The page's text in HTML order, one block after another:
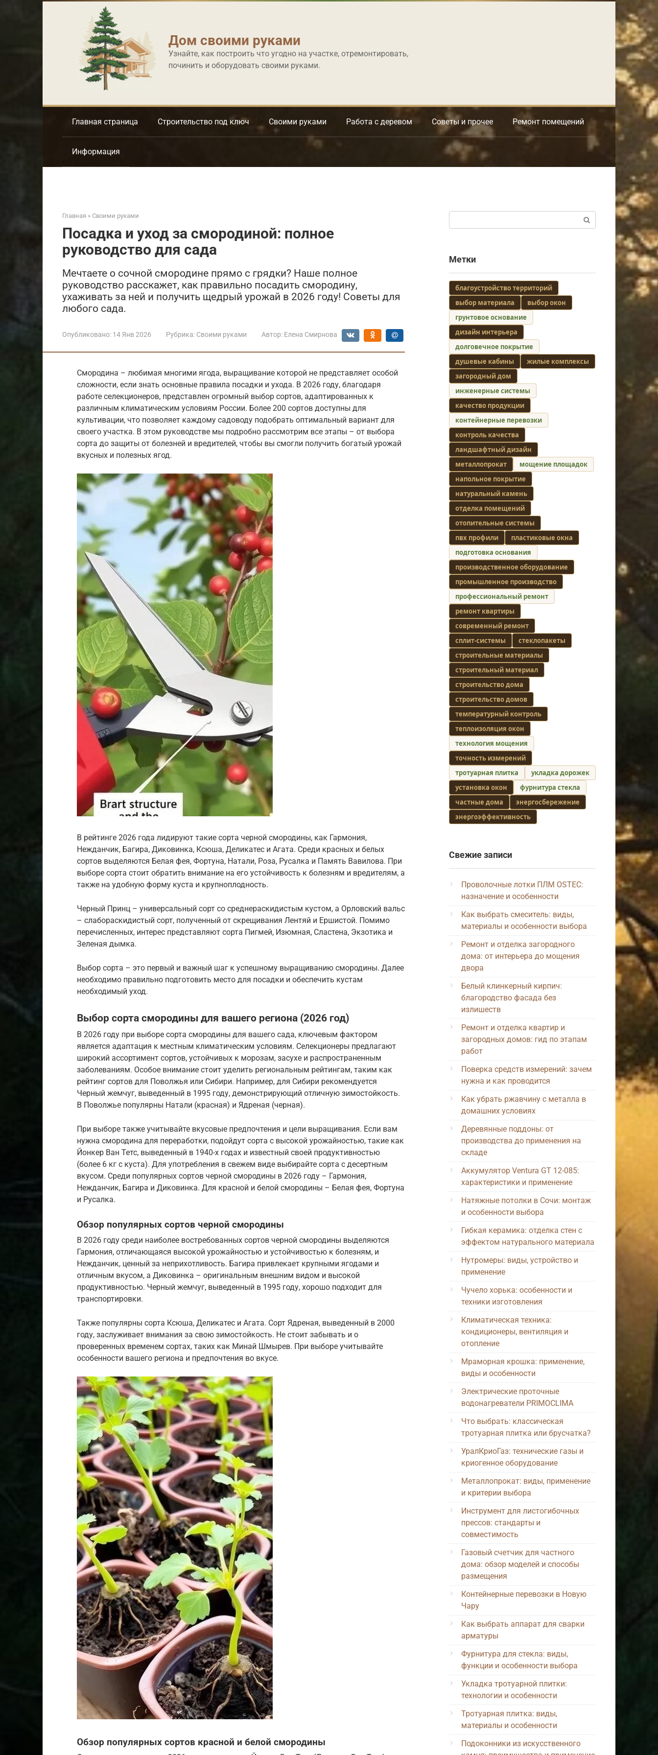
Дом своими руками
Узнайте, как построить что угодно на участке, отремонтировать,
починить и оборудовать своими руками.
Главная страница Строительство под ключ Своими руками Работа с деревом Советы и прочее Ремонт помещений
Информация
Главная » Своими руками
Посадка и уход за смородиной: полное
руководство для сада
Мечтаете о сочной смородине прямо с грядки? Наше полное
руководство расскажет, как правильно посадить смородину,
ухаживать за ней и получить щедрый урожай в 2026 году! Советы для
любого сада.
Опубликовано: 14 Янв 2026 Рубрика: Своими руками Автор: Елена Смирнова
Смородина – любимая многими ягода, выращивание которой не представляет особой
сложности, если знать основные правила посадки и ухода. В 2026 году, благодаря
работе селекционеров, представлен огромный выбор сортов, адаптированных к
различным климатическим условиям России. Более 200 сортов доступны для
культивации, что позволяет каждому садоводу подобрать оптимальный вариант для
своего участка. В этом руководстве мы подробно рассмотрим все этапы – от выбора
сорта до защиты от болезней и вредителей, чтобы вы смогли получить богатый урожай
вкусных и полезных ягод.
В рейтинге 2026 года лидируют такие сорта черной смородины, как Гармония,
Нежданчик, Багира, Диковинка, Ксюша, Деликатес и Агата. Среди красных и белых
сортов выделяются Белая фея, Фортуна, Натали, Роза, Русалка и Память Вавилова. При
выборе сорта стоит обратить внимание на его устойчивость к болезням и вредителям, а
также на удобную форму куста и крупноплодность.
Черный Принц – универсальный сорт со среднераскидистым кустом, а Орловский вальс
– слабораскидистый сорт, полученный от скрещивания Лентяй и Ершистой. Помимо
перечисленных, интерес представляют сорта Пигмей, Изюмная, Сластена, Экзотика и
Зеленая дымка.
Выбор сорта – это первый и важный шаг к успешному выращиванию смородины. Далее
необходимо правильно подготовить место для посадки и обеспечить кустам
необходимый уход.
Выбор сорта смородины для вашего региона (2026 год)
В 2026 году при выборе сорта смородины для вашего сада, ключевым фактором
является адаптация к местным климатическим условиям. Селекционеры предлагают
широкий ассортимент сортов, устойчивых к морозам, засухе и распространенным
заболеваниям. Особое внимание стоит уделить региональным рейтингам, таким как
рейтинг сортов для Поволжья или Сибири. Например, для Сибири рекомендуется
Черный жемчуг, выведенный в 1995 году, демонстрирующий отличную зимостойкость.
В Поволжье популярны Натали (красная) и Ядреная (черная).
При выборе также учитывайте вкусовые предпочтения и цели выращивания. Если вам
нужна смородина для переработки, подойдут сорта с высокой урожайностью, такие как
Йонкер Ван Тетс, выведенный в 1940-х годах и известный своей продуктивностью
(более 6 кг с куста). Для употребления в свежем виде выбирайте сорта с десертным
вкусом. Среди популярных сортов черной смородины в 2026 году – Гармония,
Нежданчик, Багира и Диковинка. Для красной и белой смородины – Белая фея, Фортуна
и Русалка.
Обзор популярных сортов черной смородины
В 2026 году среди наиболее востребованных сортов черной смородины выделяются
Гармония, отличающаяся высокой урожайностью и устойчивостью к болезням, и
Нежданчик, ценный за неприхотливость. Багира привлекает крупными ягодами и
отличным вкусом, а Диковинка – оригинальным внешним видом и высокой
продуктивностью. Черный жемчуг, выведенный в 1995 году, хорошо подходит для
транспортировки.
Также популярны сорта Ксюша, Деликатес и Агата. Сорт Ядреная, выведенный в 2000
году, заслуживает внимания за свою зимостойкость. Не стоит забывать и о
проверенных временем сортах, таких как Минай Шмырев. При выборе учитывайте
особенности вашего региона и предпочтения во вкусе.
Обзор популярных сортов красной и белой смородины
Метки
благоустройство территорий
выбор материала
выбор окон
грунтовое основание
дизайн интерьера
долговечное покрытие
душевые кабины
жилые комплексы
загородный дом
инженерные системы
качество продукции
контейнерные перевозки
контроль качества
ландшафтный дизайн
металлопрокат
мощение площадок
напольное покрытие
натуральный камень
отделка помещений
отопительные системы
пвх профили
пластиковые окна
подготовка основания
производственное оборудование
промышленное производство
профессиональный ремонт
ремонт квартиры
современный ремонт
сплит-системы
стеклопакеты
строительные материалы
строительный материал
строительство дома
строительство домов
температурный контроль
теплоизоляция окон
технология мощения
точность измерений
тротуарная плитка
укладка дорожек
установка окон
фурнитура стекла
частные дома
энергосбережение
энергоэффективность
Свежие записи
Проволочные лотки ПЛМ OSTEC:
назначение и особенности
Как выбрать смеситель: виды,
материалы и особенности выбора
Ремонт и отделка загородного
дома: от интерьера до мощения
двора
Белый клинкерный кирпич:
благородство фасада без
излишеств
Ремонт и отделка квартир и
загородных домов: гид по этапам
работ
Поверка средств измерений: зачем
нужна и как проводится
Как убрать ржавчину с металла в
домашних условиях
Деревянные поддоны: от
производства до применения на
складе
Аккумулятор Ventura GT 12-085:
характеристики и применение
Натяжные потолки в Сочи: монтаж
и особенности выбора
Гибкая керамика: отделка стен с
эффектом натурального материала
Нутромеры: виды, устройство и
применение
Чучело хорька: особенности и
техники изготовления
Климатическая техника:
кондиционеры, вентиляция и
отопление
Мраморная крошка: применение,
виды и особенности
Электрические проточные
водонагреватели PRIMOCLIMA
Что выбрать: классическая
тротуарная плитка или брусчатка?
УралКриоГаз: технические газы и
криогенное оборудование
Металлопрокат: виды, применение
и критерии выбора
Инструмент для листогибочных
прессов: стандарты и
совместимость
Газовый счетчик для частного
дома: обзор моделей и способы
размещения
Контейнерные перевозки в Новую
Чару
Как выбрать аппарат для сварки
арматуры
Фурнитура для стекла: виды,
функции и особенности выбора
Укладка тротуарной плитки:
технологии и особенности
Тротуарная плитка: виды,
материалы и особенности
Подоконники из искусственного